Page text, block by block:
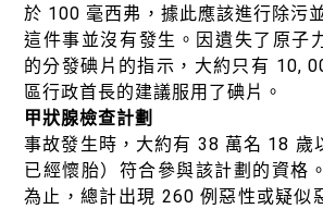
於 100 毫西弗，據此應該進行除污
這件事並沒有發生。因遺失了原子
的分發碘片的指示，大約只有 10,
區行政首長的建議服用了碘片。
甲狀腺檢查計劃
事故發生時，大約有 38 萬名 18 歲
已經懷胎）符合參與該計劃的資格
為止，總計出現 260 例惡性或疑似